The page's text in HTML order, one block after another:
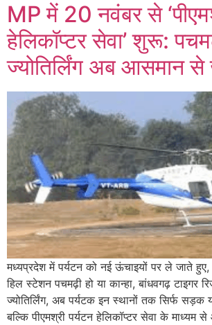
MP में 20 नवंबर से
हेलिकॉप्टर सेवा’ शुरू:
ज्योतिर्लिंग अब आसमान
मध्यप्रदेश में पर्यटन को नई ऊंचाइयों पर ले जाते
हिल स्टेशन पचमढ़ी हो या कान्हा, बांधवगढ़ टाइगर
ज्योतिर्लिंग, अब पर्यटक इन स्थानों तक सिर्फ सड़क
बल्कि पीएमश्री पर्यटन हेलिकॉप्टर सेवा के माध्यम